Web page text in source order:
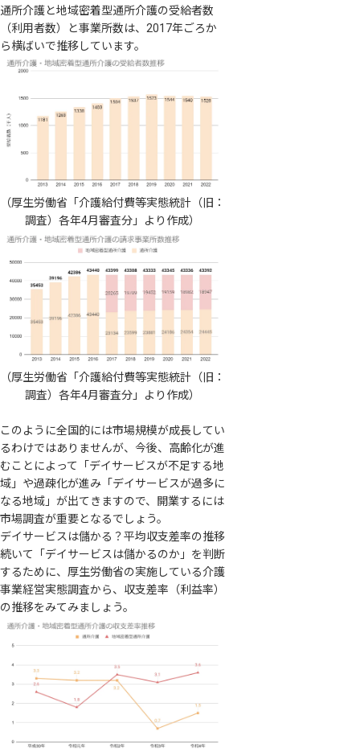
通所介護と地域密着型通所介護の受給者数
（利用者数）と事業所数は、2017年ごろか
ら横ばいで推移しています。
（厚生労働省「介護給付費等実態統計（旧：
調査）各年4月審査分」より作成）
（厚生労働省「介護給付費等実態統計（旧：
調査）各年4月審査分」より作成）
このように全国的には市場規模が成長してい
るわけではありませんが、今後、高齢化が進
むことによって「デイサービスが不足する地
域」や過疎化が進み「デイサービスが過多に
なる地域」が出てきますので、開業するには
市場調査が重要となるでしょう。
デイサービスは儲かる？平均収支差率の推移
続いて「デイサービスは儲かるのか」を判断
するために、厚生労働省の実施している介護
事業経営実態調査から、収支差率（利益率）
の推移をみてみましょう。